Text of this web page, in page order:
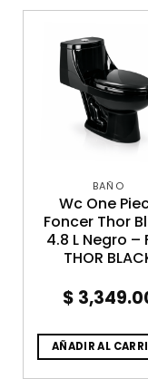
BAÑO
Wc One
Foncer Thor
4.8 L Negro –
THOR
$
AÑADIR AL